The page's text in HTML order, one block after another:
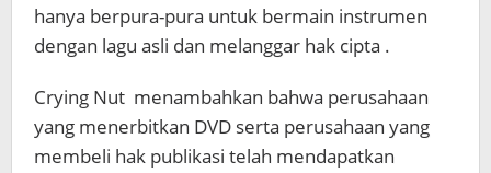
hanya berpura-pura untuk bermain instrumen
dengan lagu asli dan melanggar hak cipta .
Crying Nut menambahkan bahwa perusahaan
yang menerbitkan DVD serta perusahaan yang
membeli hak publikasi telah mendapatkan